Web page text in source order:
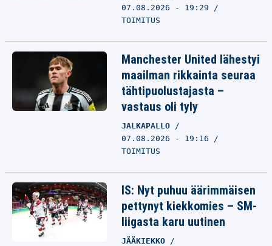
07.08.2026 - 19:29
TOIMITUS
Manchester United lähestyi
maailman rikkainta seuraa
tähtipuolustajasta –
vastaus oli tyly
JALKAPALLO
07.08.2026 - 19:16
TOIMITUS
IS: Nyt puhuu äärimmäisen
pettynyt kiekkomies – SM-
liigasta karu uutinen
JÄÄKIEKKO